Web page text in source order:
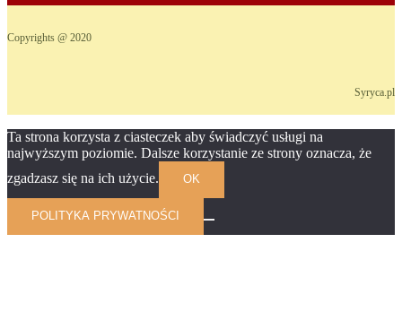
Copyrights @ 2020
Syryca.pl
Ta strona korzysta z ciasteczek aby świadczyć usługi na
najwyższym poziomie. Dalsze korzystanie ze strony oznacza, że
zgadzasz się na ich użycie.
OK
POLITYKA PRYWATNOŚCI